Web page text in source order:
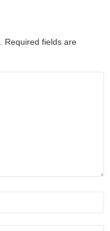
Required fields are